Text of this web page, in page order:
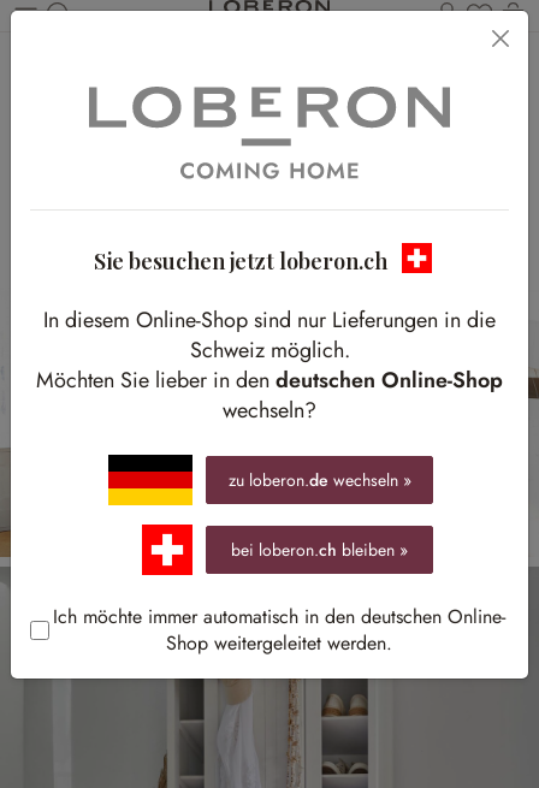
Du
Bereit für den Tag
Sie besuchen jetzt loberon.ch
In diesem Online-Shop sind nur Lieferungen in die
Schweiz möglich.
Möchten Sie lieber in den deutschen Online-Shop
wechseln?
zu loberon.de wechseln »
bei loberon.ch bleiben »
Ich möchte immer automatisch in den deutschen Online-
Shop weitergeleitet werden.